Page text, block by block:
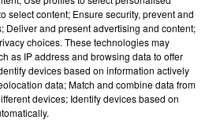
select content; Ensure security, prevent and
Deliver and present advertising and content;
choices. These technologies may
as IP address and browsing data to offer
devices based on information actively
data; Match and combine data from
devices; Identify devices based on